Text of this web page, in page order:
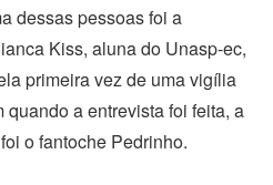
dessas pessoas foi a
Kiss, aluna do Unasp-ec,
primeira vez de uma vigília
quando a entrevista foi feita, a
o fantoche Pedrinho.